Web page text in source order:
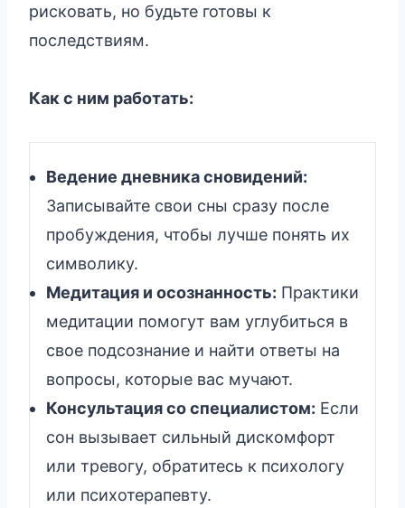
рисковать, но будьте готовы к
последствиям.
Как с ним работать:
Ведение дневника сновидений:
Записывайте свои сны сразу после
пробуждения, чтобы лучше понять их
символику.
Медитация и осознанность: Практики
медитации помогут вам углубиться в
свое подсознание и найти ответы на
вопросы, которые вас мучают.
Консультация со специалистом: Если
сон вызывает сильный дискомфорт
или тревогу, обратитесь к психологу
или психотерапевту.